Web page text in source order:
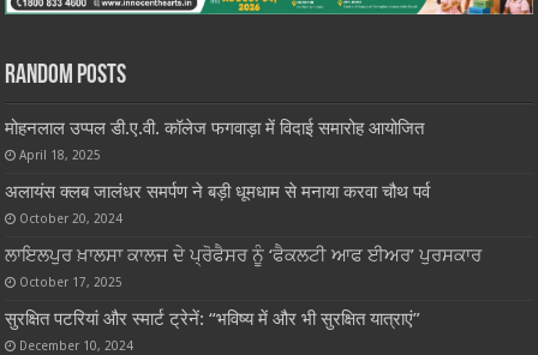
Random Posts
मोहनलाल उप्पल डी.ए.वी. कॉलेज फगवाड़ा में विदाई समारोह आयोजित
April 18, 2025
अलायंस क्लब जालंधर समर्पण ने बड़ी धूमधाम से मनाया करवा चौथ पर्व
October 20, 2024
ਲਾਇਲਪੁਰ ਖ਼ਾਲਸਾ ਕਾਲਜ ਦੇ ਪ੍ਰੋਫੈਸਰ ਨੂੰ ‘ਫੈਕਲਟੀ ਆਫ ਈਅਰ’ ਪੁਰਸਕਾਰ
October 17, 2025
सुरक्षित पटरियां और स्मार्ट ट्रेनें: “भविष्‍य में और भी सुरक्षित यात्राएं”
December 10, 2024